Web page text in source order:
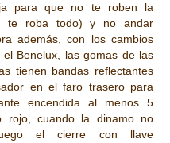
para que no te roben la
te roba todo) y no andar
además, con los cambios
Benelux, las gomas de las
tienen bandas reflectantes
en el faro trasero para
encendida al menos 5
rojo, cuando la dinamo no
el cierre con llave